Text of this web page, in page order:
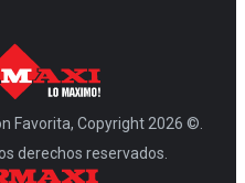
Favorita, Copyright 2026 ©.
derechos reservados.